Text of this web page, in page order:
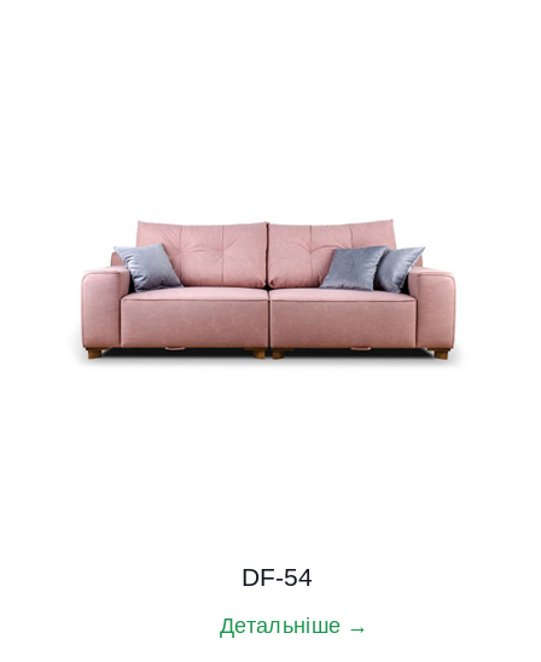
DF-54
Детальніше →